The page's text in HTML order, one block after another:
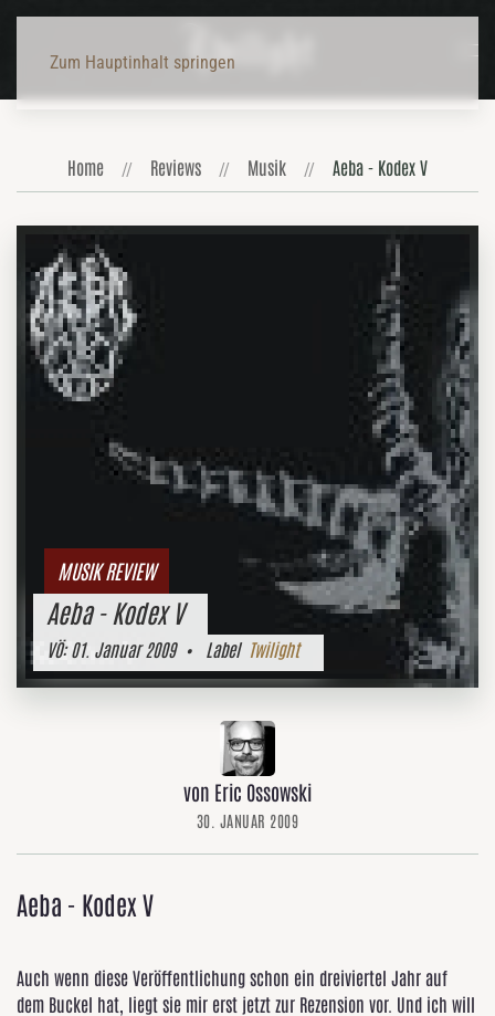
Zum Hauptinhalt springen
Home Reviews Musik Aeba - Kodex V
MUSIK REVIEW
Aeba - Kodex V
VÖ:01. Januar 2009• Label Twilight
von Eric Ossowski
30. JANUAR 2009
Aeba - Kodex V
Auch wenn diese Veröffentlichung schon ein dreiviertel Jahr auf
dem Buckel hat, liegt sie mir erst jetzt zur Rezension vor. Und ich will